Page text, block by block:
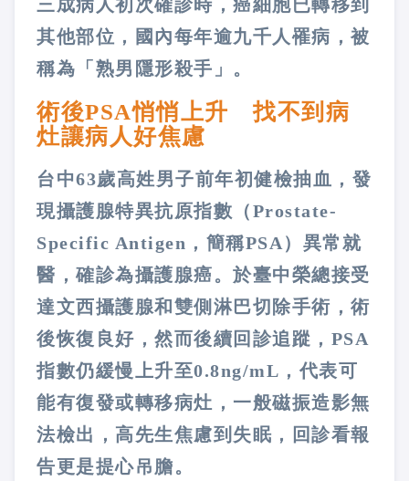
三成病人初次確診時，癌細胞已轉移到
其他部位，國內每年逾九千人罹病，被
稱為「熟男隱形殺手」。
術後PSA悄悄上升 找不到病
灶讓病人好焦慮
台中63歲高姓男子前年初健檢抽血，發
現攝護腺特異抗原指數（Prostate-
Specific Antigen，簡稱PSA）異常就
醫，確診為攝護腺癌。於臺中榮總接受
達文西攝護腺和雙側淋巴切除手術，術
後恢復良好，然而後續回診追蹤，PSA
指數仍緩慢上升至0.8ng/mL，代表可
能有復發或轉移病灶，一般磁振造影無
法檢出，高先生焦慮到失眠，回診看報
告更是提心吊膽。